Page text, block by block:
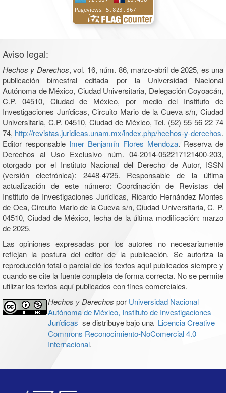
Aviso legal:
Hechos y Derechos, vol. 16, núm. 86, marzo-abril de 2025, es una
publicación bimestral editada por la Universidad Nacional
Autónoma de México, Ciudad Universitaria, Delegación Coyoacán,
C.P. 04510, Ciudad de México, por medio del Instituto de
Investigaciones Jurídicas, Circuito Mario de la Cueva s/n, Ciudad
Universitaria, C.P. 04510, Ciudad de México, Tel. (52) 55 56 22 74
74, http://revistas.juridicas.unam.mx/index.php/hechos-y-derechos.
Editor responsable Imer Benjamín Flores Mendoza. Reserva de
Derechos al Uso Exclusivo núm. 04-2014-052217121400-203,
otorgado por el Instituto Nacional del Derecho de Autor, ISSN
(versión electrónica): 2448-4725. Responsable de la última
actualización de este número: Coordinación de Revistas del
Instituto de Investigaciones Jurídicas, Ricardo Hernández Montes
de Oca, Circuito Mario de la Cueva s/n, Ciudad Universitaria, C. P.
04510, Ciudad de México, fecha de la última modificación: marzo
de 2025.
Las opiniones expresadas por los autores no necesariamente
reflejan la postura del editor de la publicación. Se autoriza la
reproducción total o parcial de los textos aquí publicados siempre y
cuando se cite la fuente completa de forma correcta. No se permite
utilizar los textos aquí publicados con fines comerciales.
Hechos y Derechos por Universidad Nacional
Autónoma de México, Instituto de Investigaciones
Jurídicas se distribuye bajo una Licencia Creative
Commons Reconocimiento-NoComercial 4.0
Internacional.